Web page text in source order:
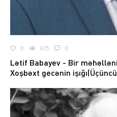
0 975 0
Lətif Babayev - Bir
Xoşbəxt gecənin